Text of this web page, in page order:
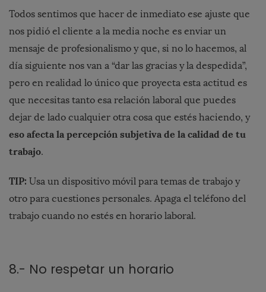
Todos sentimos que hacer de inmediato ese ajuste que
nos pidió el cliente a la media noche es enviar un
mensaje de profesionalismo y que, si no lo hacemos, al
día siguiente nos van a “dar las gracias y la despedida”,
pero en realidad lo único que proyecta esta actitud es
que necesitas tanto esa relación laboral que puedes
dejar de lado cualquier otra cosa que estés haciendo, y
eso afecta la percepción subjetiva de la calidad de tu
trabajo.
TIP: Usa un dispositivo móvil para temas de trabajo y
otro para cuestiones personales. Apaga el teléfono del
trabajo cuando no estés en horario laboral.
8.- No respetar un horario